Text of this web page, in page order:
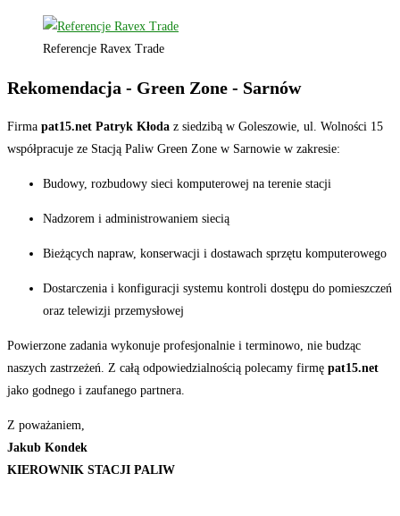
Referencje Ravex Trade
Rekomendacja - Green Zone - Sarnów
Firma pat15.net Patryk Kłoda z siedzibą w Goleszowie, ul. Wolności 15
współpracuje ze Stacją Paliw Green Zone w Sarnowie w zakresie:
Budowy, rozbudowy sieci komputerowej na terenie stacji
Nadzorem i administrowaniem siecią
Bieżących napraw, konserwacji i dostawach sprzętu komputerowego
Dostarczenia i konfiguracji systemu kontroli dostępu do pomieszczeń
oraz telewizji przemysłowej
Powierzone zadania wykonuje profesjonalnie i terminowo, nie budząc
naszych zastrzeżeń. Z całą odpowiedzialnością polecamy firmę pat15.net
jako godnego i zaufanego partnera.
Z poważaniem,
Jakub Kondek
KIEROWNIK STACJI PALIW